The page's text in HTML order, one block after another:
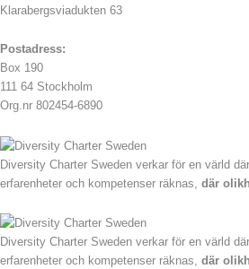
Klarabergsviadukten 63
Postadress:
Box 190
111 64 Stockholm
Org.nr 802454-6890
Diversity Charter Sweden verkar för en värld
erfarenheter och kompetenser räknas, där
Diversity Charter Sweden verkar för en värld
erfarenheter och kompetenser räknas, där